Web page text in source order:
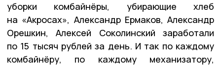
уборки комбайнёры, убирающие хлеб
на «Акросах», Александр Ермаков, Александр
Орешкин, Алексей Соколинский заработали
по 15 тысяч рублей за день. И так по каждому
комбайнёру, по каждому механизатору,